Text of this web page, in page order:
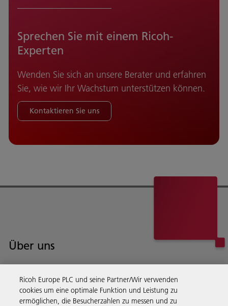
Sprechen Sie mit einem Ricoh-
Experten
Wenden Sie sich an unsere Berater und erfahren
Sie, wie wir Ihr Wachstum unterstützen können.
Kontaktieren Sie uns
Über uns
Hardware für das Dokumentenmanagement für Unternehmen auf
der ganzen Welt.
Lesen Sie mehr über unsere Geschichte und darüber, was
Ricoh Europe PLC und seine Partner/Wir verwenden
cookies um eine optimale Funktion und Leistung zu
ermöglichen, die Besucherzahlen zu messen und zu